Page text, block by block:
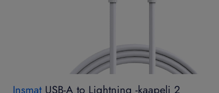
Insmat USB-A to Lightning -kaapeli 2